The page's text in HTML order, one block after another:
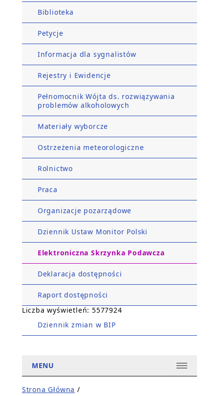
Biblioteka
Petycje
Informacja dla sygnalistów
Rejestry i Ewidencje
Pełnomocnik Wójta ds. rozwiązywania
problemów alkoholowych
Materiały wyborcze
Ostrzeżenia meteorologiczne
Rolnictwo
Praca
Organizacje pozarządowe
Dziennik Ustaw Monitor Polski
Elektroniczna Skrzynka Podawcza
Deklaracja dostępności
Raport dostępności
Liczba wyświetleń: 5577924
Dziennik zmian w BIP
MENU
Strona Główna /